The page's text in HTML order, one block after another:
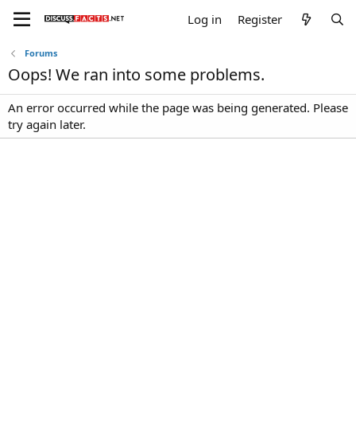
Log in Register
Forums
Oops! We ran into some problems.
An error occurred while the page was being generated. Please
try again later.